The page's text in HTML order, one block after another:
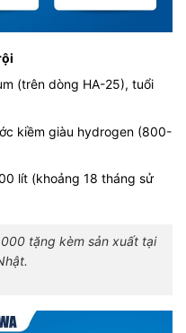
(trên dòng HA-25), tuổi
kiềm giàu hydrogen (800-
lít (khoảng 18 tháng sử
tặng kèm sản xuất tại